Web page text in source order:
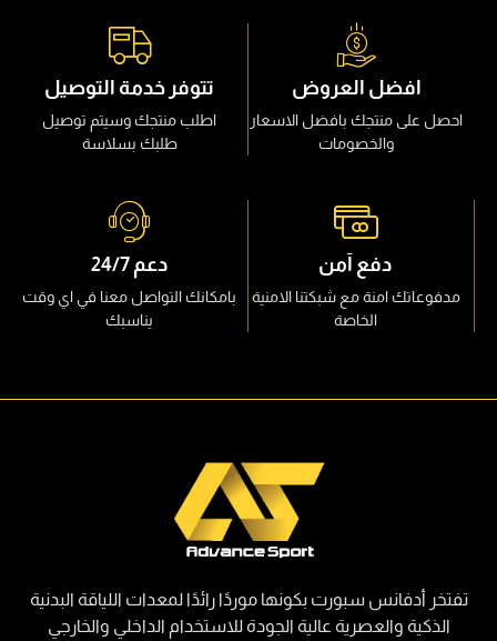
افضل العروض
احصل على منتجك بافضل الاسعار
والخصومات
تتوفر خدمة التوصيل
اطلب منتجك وسيتم توصيل
طلبك بسلاسة
دفع آمن
مدفوعاتك امنة مع شبكتنا الامنية
الخاصة
دعم 24/7
بامكانك التواصل معنا في اي وقت
يناسبك
تفتخر أدفانس سبورت بكونها موردًا رائدًا لمعدات اللياقة البدنية
الذكية والعصرية عالية الجودة للاستخدام الداخلي والخارجي